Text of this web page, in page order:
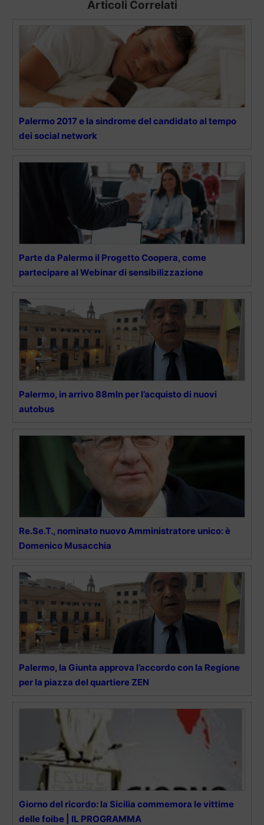
Articoli Correlati
Palermo 2017 e la sindrome del candidato al tempo
dei social network
Parte da Palermo il Progetto Coopera, come
partecipare al Webinar di sensibilizzazione
Palermo, in arrivo 88mln per l’acquisto di nuovi
autobus
Re.Se.T., nominato nuovo Amministratore unico: è
Domenico Musacchia
Palermo, la Giunta approva l’accordo con la Regione
per la piazza del quartiere ZEN
Giorno del ricordo: la Sicilia commemora le vittime
delle foibe | IL PROGRAMMA